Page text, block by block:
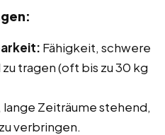
Fähigkeit, schwere
tragen (oft bis zu 30 kg
lange Zeiträume stehend,
verbringen.